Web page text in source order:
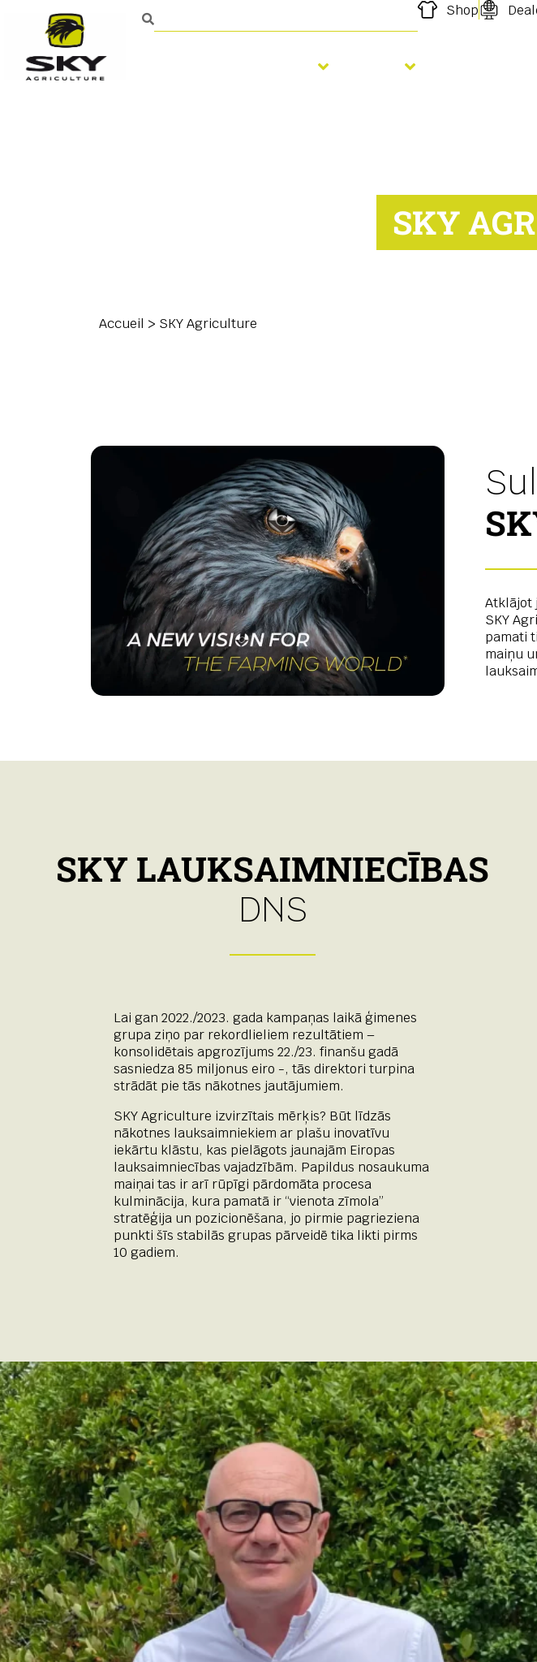
Shop
SKY
Accueil > SKY Agriculture
Atklājot
SKY
pamati
maiņu
SKY LAUKSAIMNIECĪBAS
DNS
Lai gan 2022./2023. gada kampaņas laikā ģimenes
grupa ziņo par rekordlieliem rezultātiem –
konsolidētais apgrozījums 22./23. finanšu gadā
sasniedza 85 miljonus eiro -, tās direktori turpina
strādāt pie tās nākotnes jautājumiem.
SKY Agriculture izvirzītais mērķis? Būt līdzās
nākotnes lauksaimniekiem ar plašu inovatīvu
iekārtu klāstu, kas pielāgots jaunajām Eiropas
lauksaimniecības vajadzībām. Papildus nosaukuma
maiņai tas ir arī rūpīgi pārdomāta procesa
kulminācija, kura pamatā ir “vienota zīmola”
stratēģija un pozicionēšana, jo pirmie pagrieziena
punkti šīs stabilās grupas pārveidē tika likti pirms
10 gadiem.